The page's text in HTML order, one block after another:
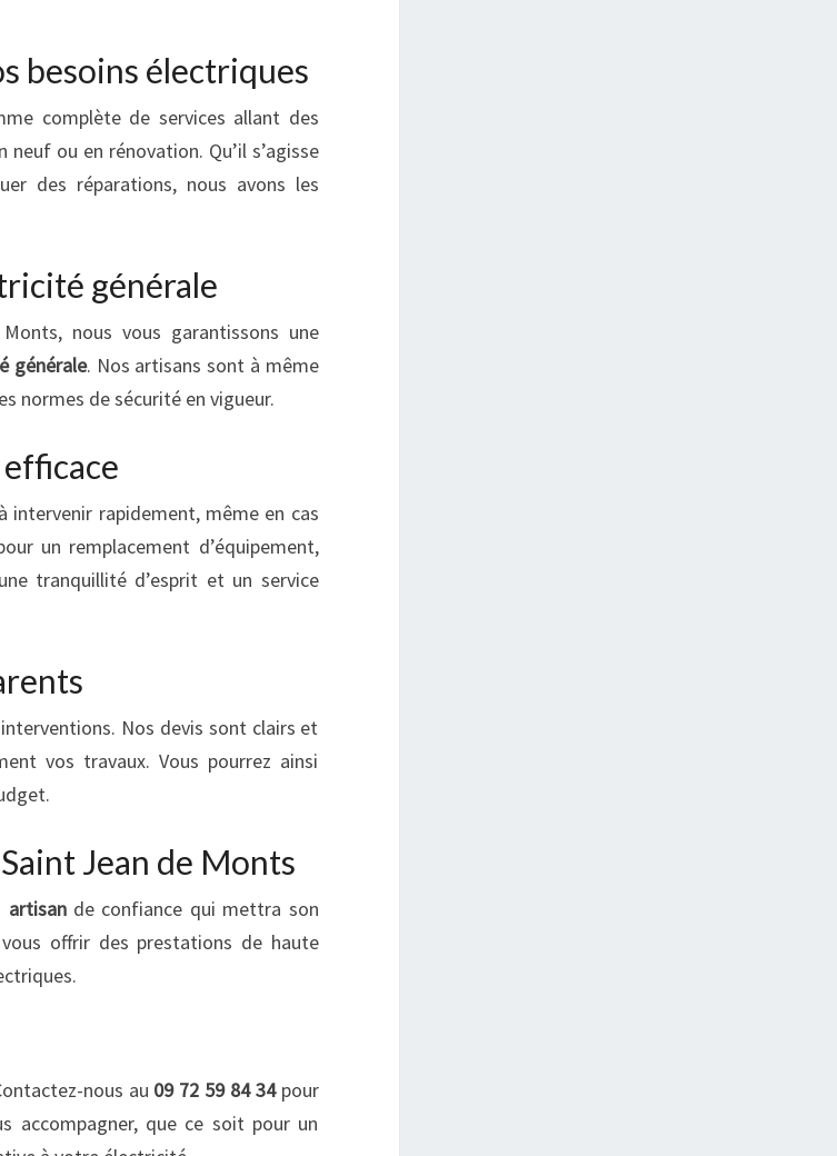
besoins électriques
complète de services allant des
neuf ou en rénovation. Qu’il s’agisse
des réparations, nous avons les
générale
nous vous garantissons une
générale. Nos artisans sont à même
normes de sécurité en vigueur.
intervenir rapidement, même en cas
un remplacement d’équipement,
tranquillité d’esprit et un service
Nos devis sont clairs et
vos travaux. Vous pourrez ainsi
Jean de Monts
artisande confiance qui mettra son
offrir des prestations de haute
nous au 09 72 59 84 34pour
accompagner, que ce soit pour un